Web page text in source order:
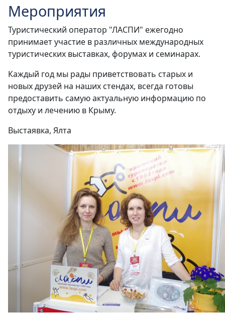
Мероприятия
Туристический оператор "ЛАСПИ" ежегодно
принимает участие в различных международных
туристических выставках, форумах и семинарах.
Каждый год мы рады приветствовать старых и
новых друзей на наших стендах, всегда готовы
предоставить самую актуальную информацию по
отдыху и лечению в Крыму.
Выстаявка, Ялта